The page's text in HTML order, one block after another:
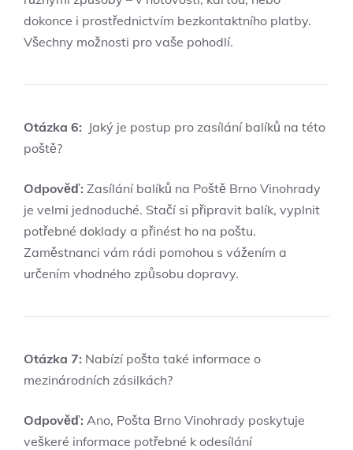
dokonce i prostřednictvím bezkontaktního platby.⁤
Všechny možnosti pro vaše pohodlí.
Otázka 6: ⁢ Jaký je postup pro zasílání‍ balíků na této
poště?
Odpověď: Zasílání ⁢balíků na ​Poště Brno Vinohrady
je velmi ​jednoduché. Stačí si připravit​ balík, vyplnit
potřebné doklady a přinést ho na poštu.
Zaměstnanci vám rádi⁣ pomohou s vážením‌ a
určením vhodného způsobu dopravy.
Otázka 7: ⁤Nabízí pošta také‍ informace o
mezinárodních zásilkách?
Odpověď: ⁢Ano, Pošta Brno Vinohrady poskytuje
veškeré informace potřebné k ⁤odesílání